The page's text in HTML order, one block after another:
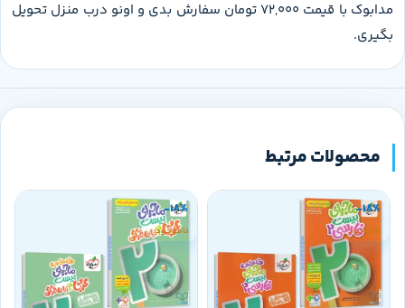
مدابوک با قیمت 72,000 تومان سفارش بدی و اونو درب منزل تحویل
بگیری.
محصولات مرتبط
-18%
ناموجود
-18%
ناموجود